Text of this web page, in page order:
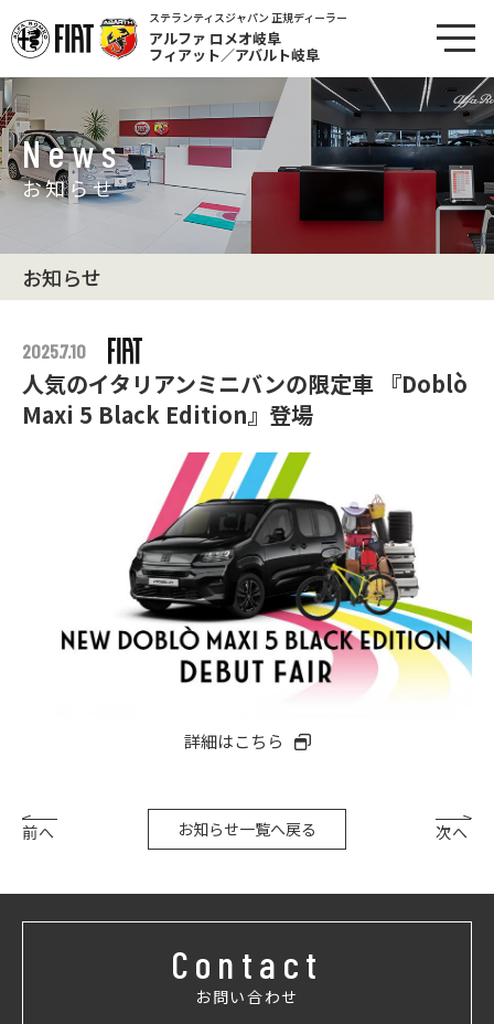
ステランティスジャパン 正規ディーラー
アルファ ロメオ岐阜
フィアット／アバルト岐阜
News
お知らせ
お知らせ
2025.7.10
人気のイタリアンミニバンの限定車 『Doblò
Maxi 5 Black Edition』登場
詳細はこちら
前へ お知らせ一覧へ戻る 次へ
Contact
お問い合わせ